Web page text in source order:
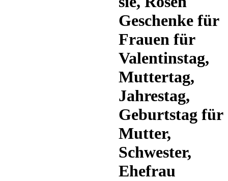
Geschenke für
Frauen für
Valentinstag,
Muttertag,
Jahrestag,
Geburtstag für
Mutter,
Schwester,
Ehefrau